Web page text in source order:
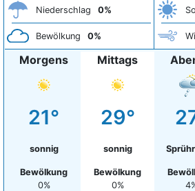
Niederschlag 0%
Bewölkung 0%
Morgens
21°
sonnig
Bewölkung
0%
Mittags
29°
sonnig
Bewölkung
0%